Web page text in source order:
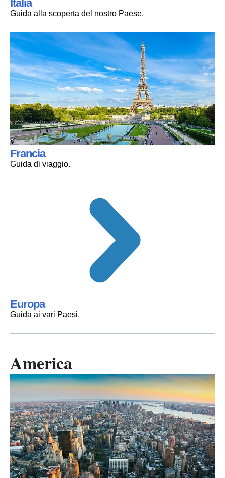
Italia
Guida alla scoperta del nostro Paese.
Francia
Guida di viaggio.
Europa
Guida ai vari Paesi.
America